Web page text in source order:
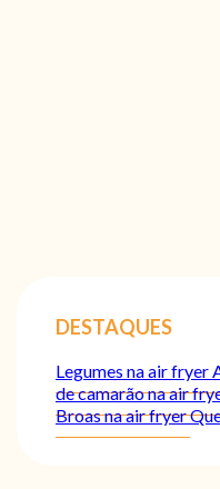
DESTAQUES
Legumes na air fryer
de camarão na air
Broas na air fryer